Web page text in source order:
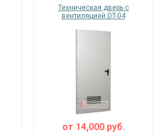
Техническая дверь с
вентиляцией DT-04
от 14,000руб.